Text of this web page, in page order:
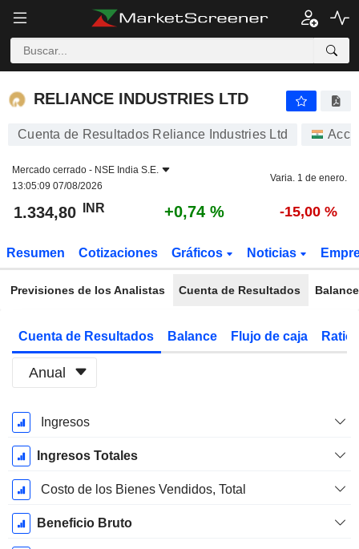
RELIANCE INDUSTRIES LTD
Cuenta de Resultados Reliance Industries Ltd
Mercado cerrado - NSE India S.E.
13:05:09 07/08/2026
Varia. 1 de enero.
1.334,80 INR +0,74 % -15,00 %
Resumen Cotizaciones Gráficos Noticias
Previsiones de los Analistas Cuenta de Resultados Balance
Cuenta de Resultados Balance Flujo de caja
Anual
Período
fiscal:
Marzo
Ingresos
Ingresos Totales
Costo de los Bienes Vendidos, Total
Beneficio Bruto